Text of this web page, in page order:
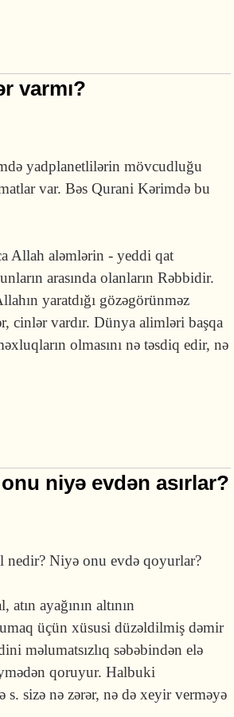
varmı?
yadplanetlilərin mövcudluğu
var. Bəs Qurani Kərimdə bu
Allah aləmlərin - yeddi qat
arasında olanların Rəbbidir.
yaratdığı gözəgörünməz
cinlər vardır. Dünya alimləri başqa
olmasını nə təsdiq edir, nə
niyə evdən asırlar?
nedir? Niyə onu evdə qoyurlar?
ayağının altının
üçün xüsusi düzəldilmiş dəmir
məlumatsızlıq səbəbindən elə
qoruyur. Halbuki
s. sizə nə zərər, nə də xeyir verməyə